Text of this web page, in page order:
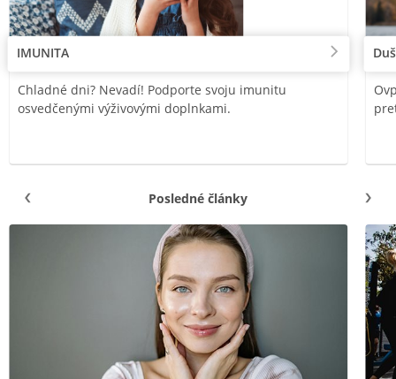
IMUNITA
Chladné dni? Nevadí! Podporte svoju imunitu
osvedčenými výživovými doplnkami.
Posledné články